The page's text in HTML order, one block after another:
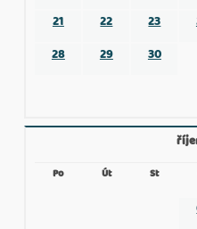
21
22 23
28
29 30
Po Út St